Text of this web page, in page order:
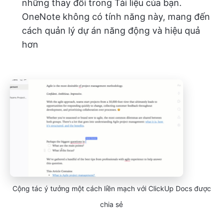
những thay đổi trong Tài liệu của bạn.
OneNote không có tính năng này, mang đến
cách quản lý dự án năng động và hiệu quả
hơn
Cộng tác ý tưởng một cách liền mạch với ClickUp Docs được
chia sẻ